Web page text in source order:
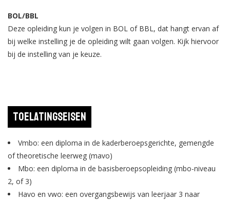
BOL/BBL
Deze opleiding kun je volgen in BOL of BBL, dat hangt ervan af
bij welke instelling je de opleiding wilt gaan volgen. Kijk hiervoor
bij de instelling van je keuze.
Toelatingseisen
Vmbo: een diploma in de kaderberoepsgerichte, gemengde
of theoretische leerweg (mavo)
Mbo: een diploma in de basisberoepsopleiding (mbo-niveau
2, of 3)
Havo en vwo: een overgangsbewijs van leerjaar 3 naar